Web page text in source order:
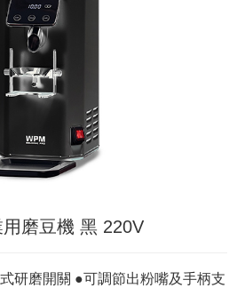
磨豆機 黑 220V
研磨開關 ●可調節出粉嘴及手柄支